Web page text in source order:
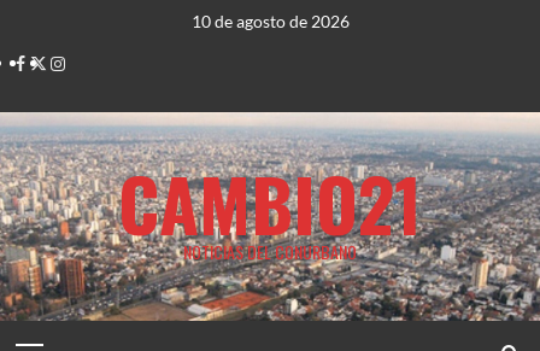
contenido
10 de agosto de 2026
Facebook
TwitterInstagram
CAMBIO21
NOTICIAS DEL CONURBANO